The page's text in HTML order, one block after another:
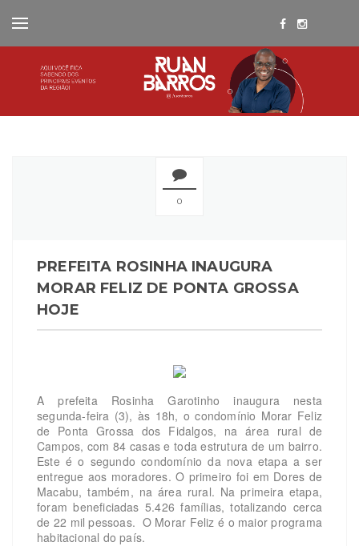
0
PREFEITA ROSINHA INAUGURA
MORAR FELIZ DE PONTA GROSSA
HOJE
A prefeita Rosinha Garotinho inaugura nesta
segunda-feira (3), às 18h, o condomínio Morar Feliz
de Ponta Grossa dos Fidalgos, na área rural de
Campos, com 84 casas e toda estrutura de um bairro.
Este é o segundo condomínio da nova etapa a ser
entregue aos moradores. O primeiro foi em Dores de
Macabu, também, na área rural. Na primeira etapa,
foram beneficiadas 5.426 famílias, totalizando cerca
de 22 mil pessoas. O Morar Feliz é o maior programa
habitacional do país.